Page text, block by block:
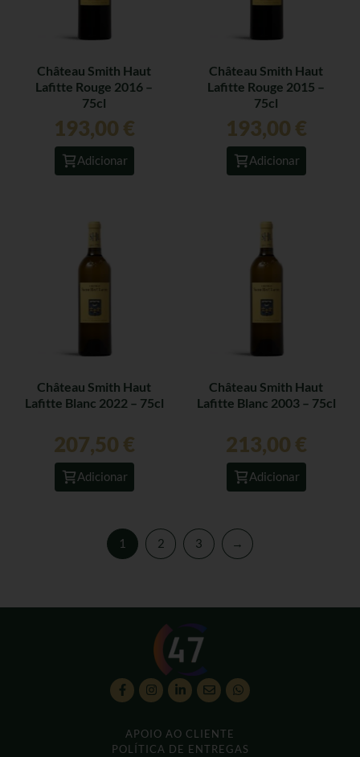
Château Smith Haut
Lafitte Rouge 2016 –
75cl
193,00 €
Adicionar
Château Smith Haut
Lafitte Rouge 2015 –
75cl
193,00 €
Adicionar
Château Smith Haut
Lafitte Blanc 2022 – 75cl
207,50 €
Adicionar
Château Smith Haut
Lafitte Blanc 2003 – 75cl
213,00 €
Adicionar
1 2 3 →
APOIO AO CLIENTE
POLÍTICA DE ENTREGAS